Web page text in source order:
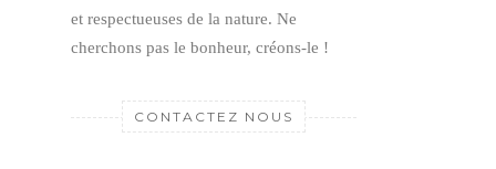
et respectueuses de la nature. Ne
cherchons pas le bonheur, créons-le !
CONTACTEZ NOUS